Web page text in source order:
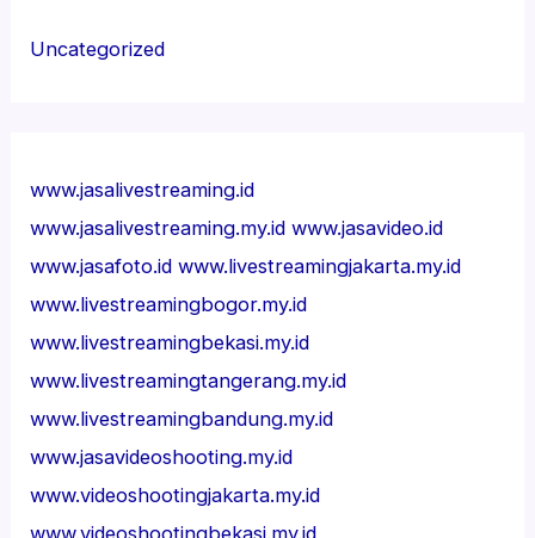
Uncategorized
www.jasalivestreaming.id
www.jasalivestreaming.my.id www.jasavideo.id
www.jasafoto.id www.livestreamingjakarta.my.id
www.livestreamingbogor.my.id
www.livestreamingbekasi.my.id
www.livestreamingtangerang.my.id
www.livestreamingbandung.my.id
www.jasavideoshooting.my.id
www.videoshootingjakarta.my.id